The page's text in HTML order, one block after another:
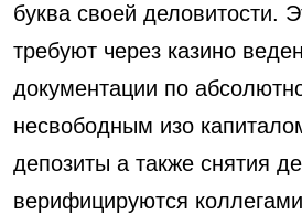
буква своей деловитости.
требуют через казино
документации по
несвободным изо
депозиты а также снятия
верифицируются